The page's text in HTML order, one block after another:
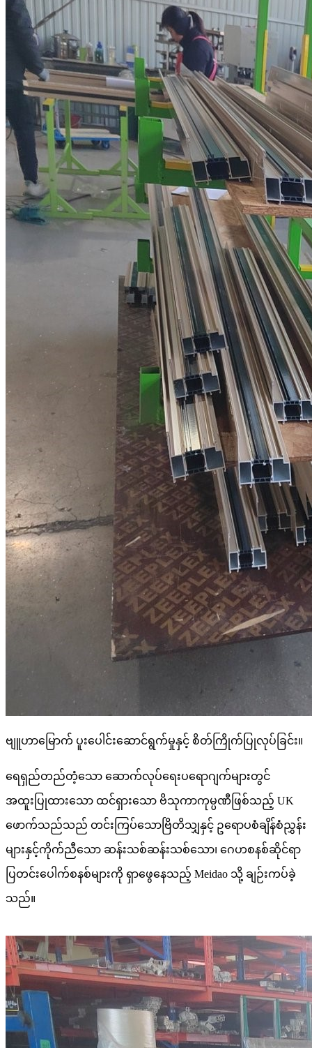
ဗျူဟာမြောက် ပူးပေါင်းဆောင်ရွက်မှုနှင့် စိတ်ကြိုက်ပြုလုပ်ခြင်း။
ရေရှည်တည်တံ့သော ဆောက်လုပ်ရေးပရောဂျက်များတွင်
အထူးပြုထားသော ထင်ရှားသော ဗိသုကာကုမ္ပဏီဖြစ်သည့် UK
ဖောက်သည်သည် တင်းကြပ်သောဗြိတိသျှနှင့် ဥရောပစံချိန်စံညွှန်း
များနှင့်ကိုက်ညီသော ဆန်းသစ်ဆန်းသစ်သော၊ ဂေဟစနစ်ဆိုင်ရာ
ပြတင်းပေါက်စနစ်များကို ရှာဖွေနေသည့် Meidao သို့ ချဉ်းကပ်ခဲ့
သည်။